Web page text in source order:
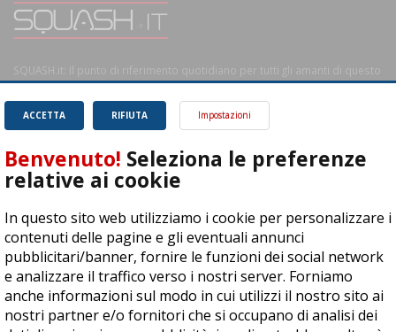
SQUASH.it: Il punto di riferimento quotidiano per tutti gli amanti di questo
RIFIUTA
ACCETTA Impostazioni
Benvenuto! Seleziona le preferenze
relative ai cookie
In questo sito web utilizziamo i cookie per personalizzare i
contenuti delle pagine e gli eventuali annunci
pubblicitari/banner, fornire le funzioni dei social network
e analizzare il traffico verso i nostri server. Forniamo
anche informazioni sul modo in cui utilizzi il nostro sito ai
nostri partner e/o fornitori che si occupano di analisi dei
04278030988
© Copyright 2015 | All Rights Reserved - Powered byDynDevice
Privacy Policy Cookie Policy Accessibilità Sitemap